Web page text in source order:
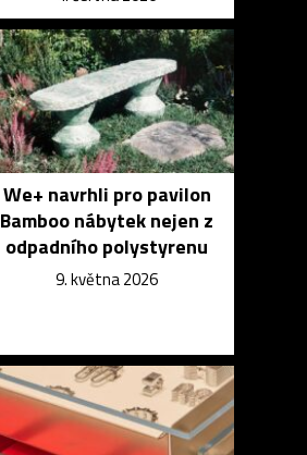
We+ navrhli pro pavilon
Bamboo nábytek nejen z
odpadního polystyrenu
9. května 2026